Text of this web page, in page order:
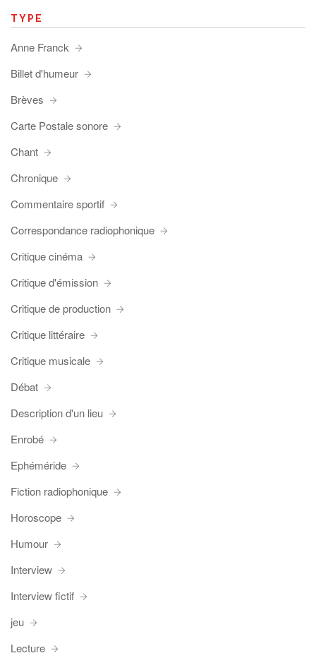
TYPE
Anne Franck
Billet d'humeur
Brèves
Carte Postale sonore
Chant
Chronique
Commentaire sportif
Correspondance radiophonique
Critique cinéma
Critique d'émission
Critique de production
Critique littéraire
Critique musicale
Débat
Description d'un lieu
Enrobé
Ephéméride
Fiction radiophonique
Horoscope
Humour
Interview
Interview fictif
jeu
Lecture